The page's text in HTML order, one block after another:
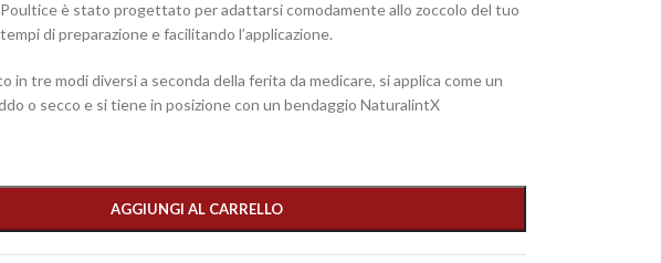
è stato progettato per adattarsi comodamente allo zoccolo del tuo
di preparazione e facilitando l’applicazione.
in tre modi diversi a seconda della ferita da medicare, si applica come un
o secco e si tiene in posizione con un bendaggio NaturalintX
AGGIUNGI AL CARRELLO